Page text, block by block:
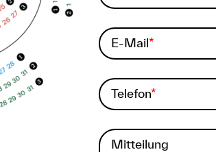
E-Mail
Telefon
Mitteilung